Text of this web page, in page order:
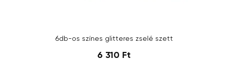
6db-os színes glitteres zselé szett
6 310 Ft